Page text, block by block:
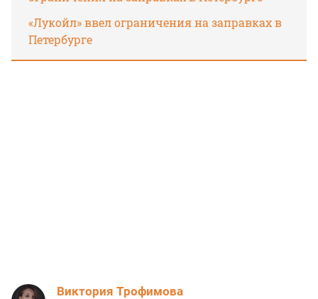
«Лукойл» ввел ограничения на заправках в
Петербурге
Виктория Трофимова